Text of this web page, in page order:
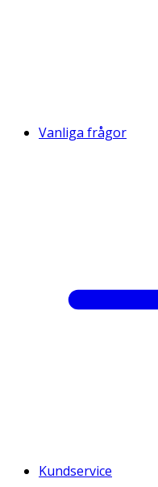
Vanliga frågor
Kundservice